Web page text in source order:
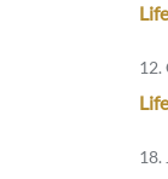
12.
18.